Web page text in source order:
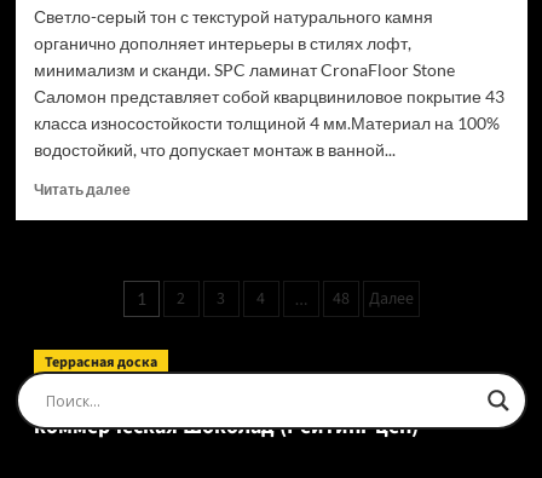
Светло-серый тон с текстурой натурального камня
органично дополняет интерьеры в стилях лофт,
минимализм и сканди. SPC ламинат CronaFloor Stone
Саломон представляет собой кварцвиниловое покрытие 43
класса износостойкости толщиной 4 мм.Материал на 100%
водостойкий, что допускает монтаж в ванной...
Читать далееПрочитать
ламинат
CronaFloor
Саломон
(Рейтинг
Пагинация
записей
1 2 3 4 … 48 Далее
Террасная доска
Доска террасная Ecodecking Tehno Полнотелая
коммерческая Шоколад (Рейтинг цен)